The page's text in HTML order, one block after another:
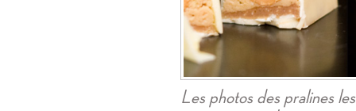
Les photos des pralines